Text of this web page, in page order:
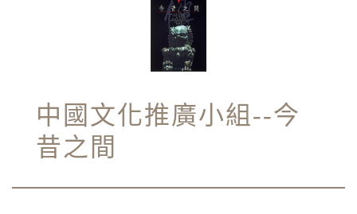
中國文化推廣小組--今
昔之間